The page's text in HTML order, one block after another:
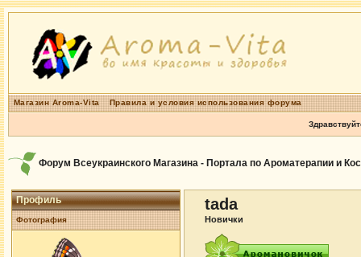
Магазин Aroma-Vita Правила и условия использования форума
Форум Всеукраинского Магазина - Портала по Ароматерапии и
Профиль
Фотография
tada
Новички